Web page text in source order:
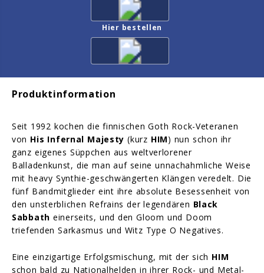
Hier bestellen
Produktinformation
Seit 1992 kochen die finnischen Goth Rock-Veteranen
von His Infernal Majesty (kurz HIM) nun schon ihr
ganz eigenes Süppchen aus weltverlorener
Balladenkunst, die man auf seine unnachahmliche Weise
mit heavy Synthie-geschwängerten Klängen veredelt. Die
fünf Bandmitglieder eint ihre absolute Besessenheit von
den unsterblichen Refrains der legendären Black
Sabbath einerseits, und den Gloom und Doom
triefenden Sarkasmus und Witz Type O Negatives.
Eine einzigartige Erfolgsmischung, mit der sich HIM
schon bald zu Nationalhelden in ihrer Rock- und Metal-